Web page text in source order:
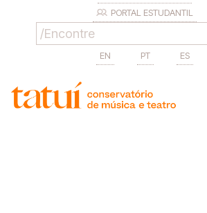
PORTAL ESTUDANTIL
EN PT ES